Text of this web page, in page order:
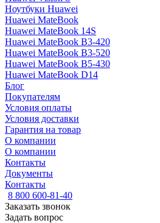
Ноутбуки Huawei
Huawei MateBook
Huawei MateBook 14S
Huawei MateBook B3-420
Huawei MateBook B3-520
Huawei MateBook B5-430
Huawei MateBook D14
Блог
Покупателям
Условия оплаты
Условия доставки
Гарантия на товар
О компании
О компании
Контакты
Документы
Контакты
8 800 600-81-40
Заказать звонок
Задать вопрос